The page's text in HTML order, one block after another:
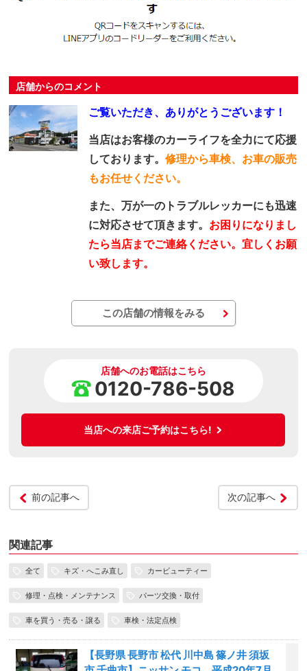
店舗からのコメント
ご覧いただき、ありがとうございます！
当店はお客様のカーライフを全力にて応援
しております。修理から車検、お車の販売
もお任せください。
また、万が一のトラブルレッカーにも迅速
に対応させて頂きます。 お困りになりまし
たら当店までご連絡ください。宜しくお願
い致します。
この店舗の情報をみる
店舗へのお電話はこちら
0120-786-508
当店への来店ご予約はこちら!
前の記事へ 次の記事へ
関連記事
全て キズ・へこみ直し カービューティー
修理・点検・メンテナンス パーツ交換・取付
車を買う・売る・譲る 車検・法定点検
【長野県 長野市 松代 川中島 篠ノ井 須坂